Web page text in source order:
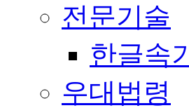
전문기술
한글속
우대법령